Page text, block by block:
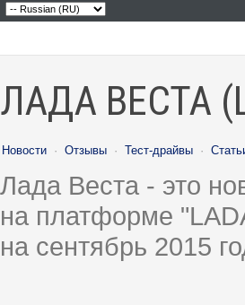
ЛАДА ВЕСТА
Новости · Отзывы · Тест-драйвы ·
Лада Веста - это
на платформе
на сентябрь 2015